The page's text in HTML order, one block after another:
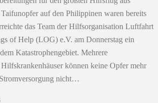
auf den Philippinen waren bereits
das Team der Hilfsorganisation Luftfahrt
of Help (LOG) e.V. am Donnerstag ein
Katastrophengebiet. Mehrere
können keine Opfer mehr
nicht…